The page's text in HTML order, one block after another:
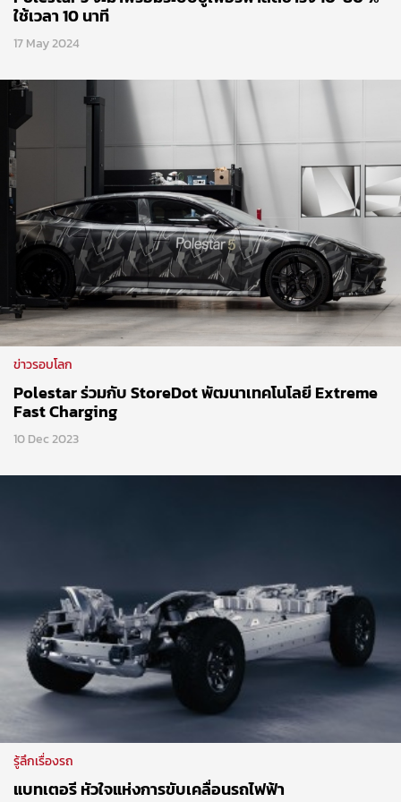
ใช้เวลา 10 นาที
17 May 2024
ข่าวรอบโลก
Polestar ร่วมกับ StoreDot พัฒนาเทคโนโลยี Extreme
Fast Charging
10 Dec 2023
รู้ลึกเรื่องรถ
แบทเตอรี หัวใจแห่งการขับเคลื่อนรถไฟฟ้า